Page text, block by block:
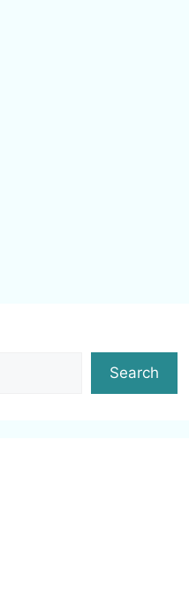
Search